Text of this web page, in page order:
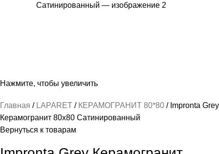
Нажмите, чтобы увеличить
Главная LAPARET КЕРАМОГРАНИТ 80*80
Impronta Grey
Керамогранит 80х80 Сатинированный
Вернуться к товарам